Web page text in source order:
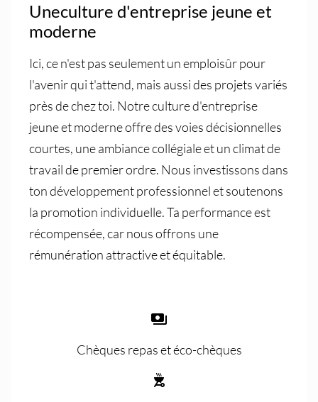
Une­culture d'entreprise jeune et
moderne
Ici, ce n'est pas seulement un emploi­sûr pour
l'avenir qui t'attend, mais aussi des projets variés
près de chez toi. Notre culture d'entreprise
jeune et moderne offre des voies décisionnelles
courtes, une ambiance collégiale et un climat de
travail de premier ordre. Nous investissons dans
ton développement professionnel et soutenons
la promotion individuelle. Ta performance est
récompensée, car nous offrons une
rémunération attractive et équitable.
Chèques repas et éco-chèques